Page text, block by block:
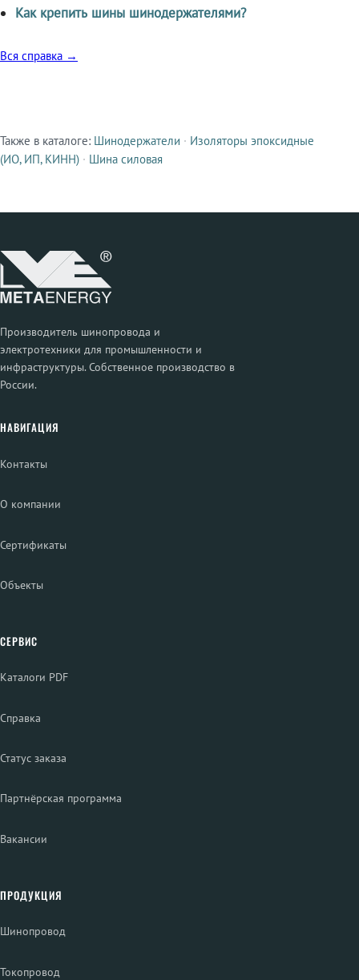
Как крепить шины шинодержателями?
Вся справка →
Смежные продукты
Также в каталоге: Шинодержатели · Изоляторы эпоксидные
(ИО, ИП, КИНН) · Шина силовая
Производитель шинопровода и
электротехники для промышленности и
инфраструктуры. Собственное производство в
России.
НАВИГАЦИЯ
Контакты
О компании
Сертификаты
Объекты
СЕРВИС
Каталоги PDF
Справка
Статус заказа
Партнёрская программа
Вакансии
ПРОДУКЦИЯ
Шинопровод
Токопровод